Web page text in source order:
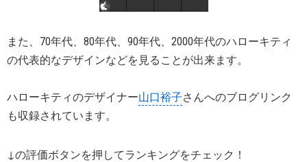
また、70年代、80年代、90年代、2000年代のハローキティ
の代表的なデザインなどを見ることが出来ます。
ハローキティのデザイナー山口裕子さんへのブログリンク
も収録されています。
↓の評価ボタンを押してランキングをチェック！